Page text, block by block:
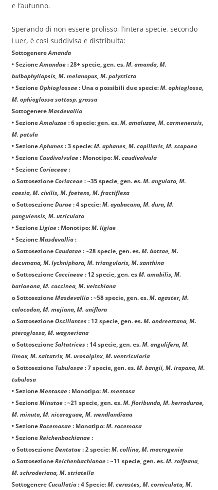
e l’autunno.
Sperando di non essere prolisso, l’intera specie, secondo
Luer, è così suddivisa e distribuita:
Sottogenere Amanda
• Sezione Amandae : 28+ specie, gen. es. M. amanda, M.
bulbophyllopsis, M. melanopus, M. polysticta
• Sezione Ophioglossae : Una o possibili due specie: M. ophioglossa,
M. ophioglossa sottosp. grossa
Sottogenere Masdevallia
• Sezione Amaluzae : 6 specie: gen. es. M. amaluzae, M. carmenensis,
M. patula
• Sezione Aphanes : 3 specie: M. aphanes, M. capillaris, M. scopaea
• Sezione Caudivolvulae : Monotipo: M. caudivolvula
• Sezione Coriaceae :
o Sottosezione Coriaceae : ~35 specie, gen. es. M. angulata, M.
caesia, M. civilis, M. foetens, M. fractiflexa
o Sottosezione Durae : 4 specie: M. ayabacana, M. dura, M.
panguiensis, M. utriculata
• Sezione Ligiae : Monotipo: M. ligiae
• Sezione Masdevallia :
o Sottosezione Caudatae : ~28 specie, gen. es. M. bottae, M.
decumana, M. lychniphora, M. triangularis, M. xanthina
o Sottosezione Coccineae : 12 specie, gen. es M. amabilis, M.
barlaeana, M. coccinea, M. veitchiana
o Sottosezione Masdevallia : ~58 specie, gen. es. M. agaster, M.
calocodon, M. mejiana, M. uniflora
o Sottosezione Oscillantes : 12 specie, gen. es. M. andreettana, M.
pteroglossa, M. wagneriana
o Sottosezione Saltatrices : 14 specie, gen. es. M. angulifera, M.
limax, M. saltatrix, M. urosalpinx, M. ventricularia
o Sottosezione Tubulosae : 7 specie, gen. es. M. bangii, M. irapana, M.
tubulosa
• Sezione Mentosae : Monotipo: M. mentosa
• Sezione Minutae : ~21 specie, gen. es. M. floribunda, M. herradurae,
M. minuta, M. nicaraguae, M. wendlandiana
• Sezione Racemosae : Monotipo: M. racemosa
• Sezione Reichenbachianae :
o Sottosezione Dentatae : 2 specie: M. collina, M. macrogenia
o Sottosezione Reichenbachianae : ~11 specie, gen. es. M. rolfeana,
M. schroderiana, M. striatella
Sottogenere Cucullatia : 4 Specie: M. cerastes, M. corniculata, M.